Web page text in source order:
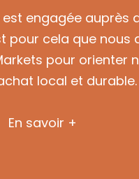
est engagée auprès
pour cela que nous
pour orienter
local et durable.
En savoir +